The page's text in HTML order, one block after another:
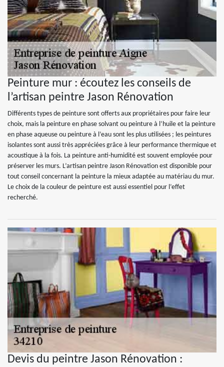
Peinture mur : écoutez les conseils de
l’artisan peintre Jason Rénovation
Différents types de peinture sont offerts aux propriétaires pour faire leur
choix, mais la peinture en phase solvant ou peinture à l’huile et la peinture
en phase aqueuse ou peinture à l’eau sont les plus utilisées ; les peintures
isolantes sont aussi très appréciées grâce à leur performance thermique et
acoustique à la fois. La peinture anti-humidité est souvent employée pour
préserver les murs. L’artisan peintre Jason Rénovation est disponible pour
tout conseil concernant la peinture la mieux adaptée au matériau du mur.
Le choix de la couleur de peinture est aussi essentiel pour l’effet
recherché.
Devis du peintre Jason Rénovation :